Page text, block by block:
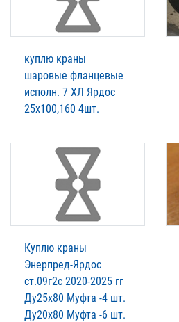
куплю краны
шаровые фланцевые
исполн. 7 ХЛ Ярдос
25х100,160 4шт.
Куплю краны
Энерпред-Ярдос
ст.09г2с 2020-2025 гг
Ду25х80 Муфта -4 шт.
Ду20х80 Муфта -6 шт.